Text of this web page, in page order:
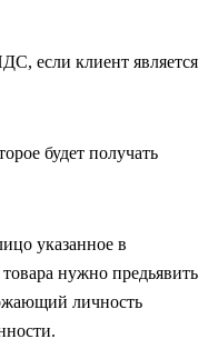
если клиент является
будет получать
указанное в
нужно предьявить
личность
.